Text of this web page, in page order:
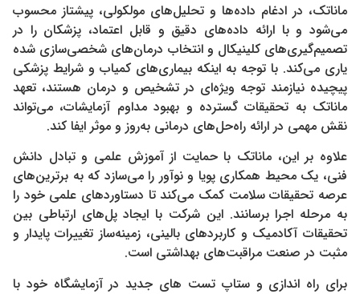
ماناتک، در ادغام داده‌ها و تحلیل‌های مولکولی، پیشتاز محسوب
می‌شود و با ارائه داده‌های دقیق و قابل اعتماد، پزشکان را در
تصمیم‌گیری‌های کلینیکال و انتخاب درمان‌های شخصی‌سازی شده
یاری می‌کند. با توجه به اینکه بیماری‌های کمیاب و شرایط پزشکی
پیچیده نیازمند توجه ویژه‌ای در تشخیص و درمان هستند، تعهد
ماناتک به تحقیقات گسترده و بهبود مداوم آزمایشات، می‌تواند
نقش مهمی در ارائه راه‌حل‌های درمانی به‌روز و موثر ایفا کند.
علاوه بر این، ماناتک با حمایت از آموزش علمی و تبادل دانش
فنی، یک محیط همکاری پویا و نوآور را می‌سازد که به برترین‌های
عرصه تحقیقات سلامت کمک می‌کند تا دستاوردهای علمی خود را
به مرحله اجرا برسانند. این شرکت با ایجاد پل‌های ارتباطی بین
تحقیقات آکادمیک و کاربردهای بالینی، زمینه‌ساز تغییرات پایدار و
مثبت در صنعت مراقبت‌های بهداشتی است.
برای راه اندازی و ستاپ تست های جدید در آزمایشگاه خود با